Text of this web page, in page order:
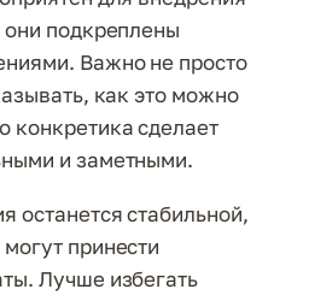
подкреплены
Важно не просто
как это можно
конкретика сделает
и заметными.
останется стабильной,
принести
Лучше избегать